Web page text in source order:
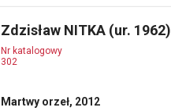
Zdzisław NITKA (ur. 1962)
Nr katalogowy
302
Martwy orzeł, 2012